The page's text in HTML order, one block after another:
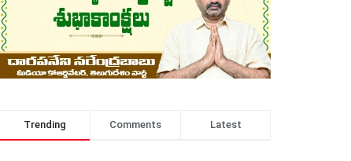
Trending Comments Latest